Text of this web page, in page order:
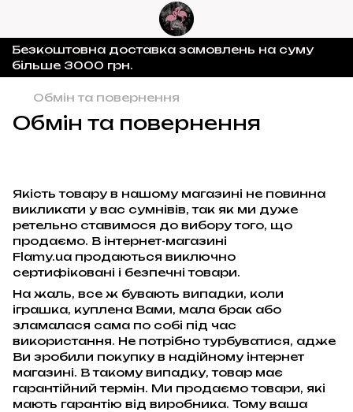
Безкоштовна доставка замовлень на суму
більше 3000 грн.
Обмін та повернення
Обмін та повернення
Якість товару в нашому магазині не повинна
викликати у вас сумнівів, так як ми дуже
ретельно ставимося до вибору того, що
продаємо. В інтернет-магазині
Flamy.ua продаються виключно
сертифіковані і безпечні товари.
На жаль, все ж бувають випадки, коли
іграшка, куплена Вами, мала брак або
зламалася сама по собі під час
використання. Не потрібно турбуватися, адже
Ви зробили покупку в надійному інтернет
магазині. В такому випадку, товар має
гарантійний термін. Ми продаємо товари, які
мають гарантію від виробника. Тому ваша